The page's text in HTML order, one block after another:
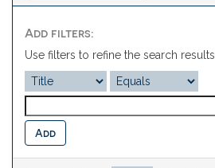
Add filters:
Use filters to refine the search results.